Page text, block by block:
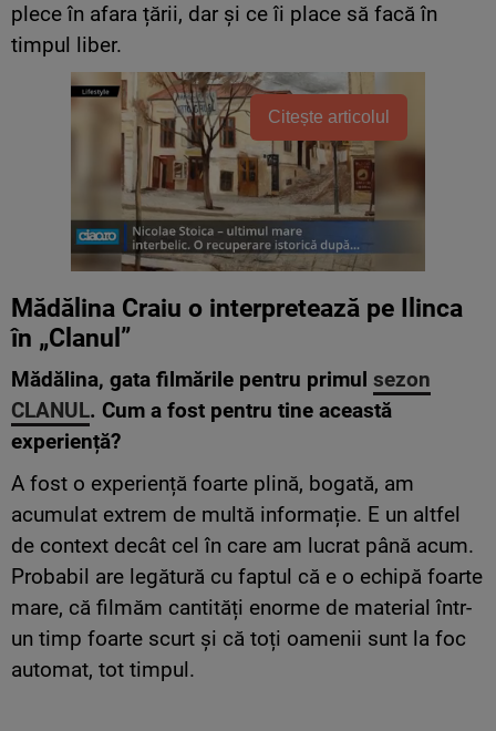
pleceîn afara țării, dar și ceîi place să facă în
timpul liber.
Citește articolul
Mădălina Craiu o interpretează pe Ilinca
în „Clanul”
Mădălina, gata filmările pentru primul sezon
CLANUL. Cum a fost pentru tine această
experiență?
A fost o experiență foarte plină, bogată, am
acumulat extrem de multă informație. E un altfel
de context decât cel în care am lucrat până acum.
Probabil are legătură cu faptul că e o echipă foarte
mare, că filmăm cantități enorme de material într-
un timp foarte scurt și că toți oamenii sunt la foc
automat, tot timpul.